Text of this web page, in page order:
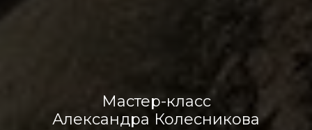
Мастер-класс
Александра Колесникова